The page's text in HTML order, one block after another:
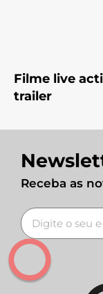
Filme live
trailer
Receba as